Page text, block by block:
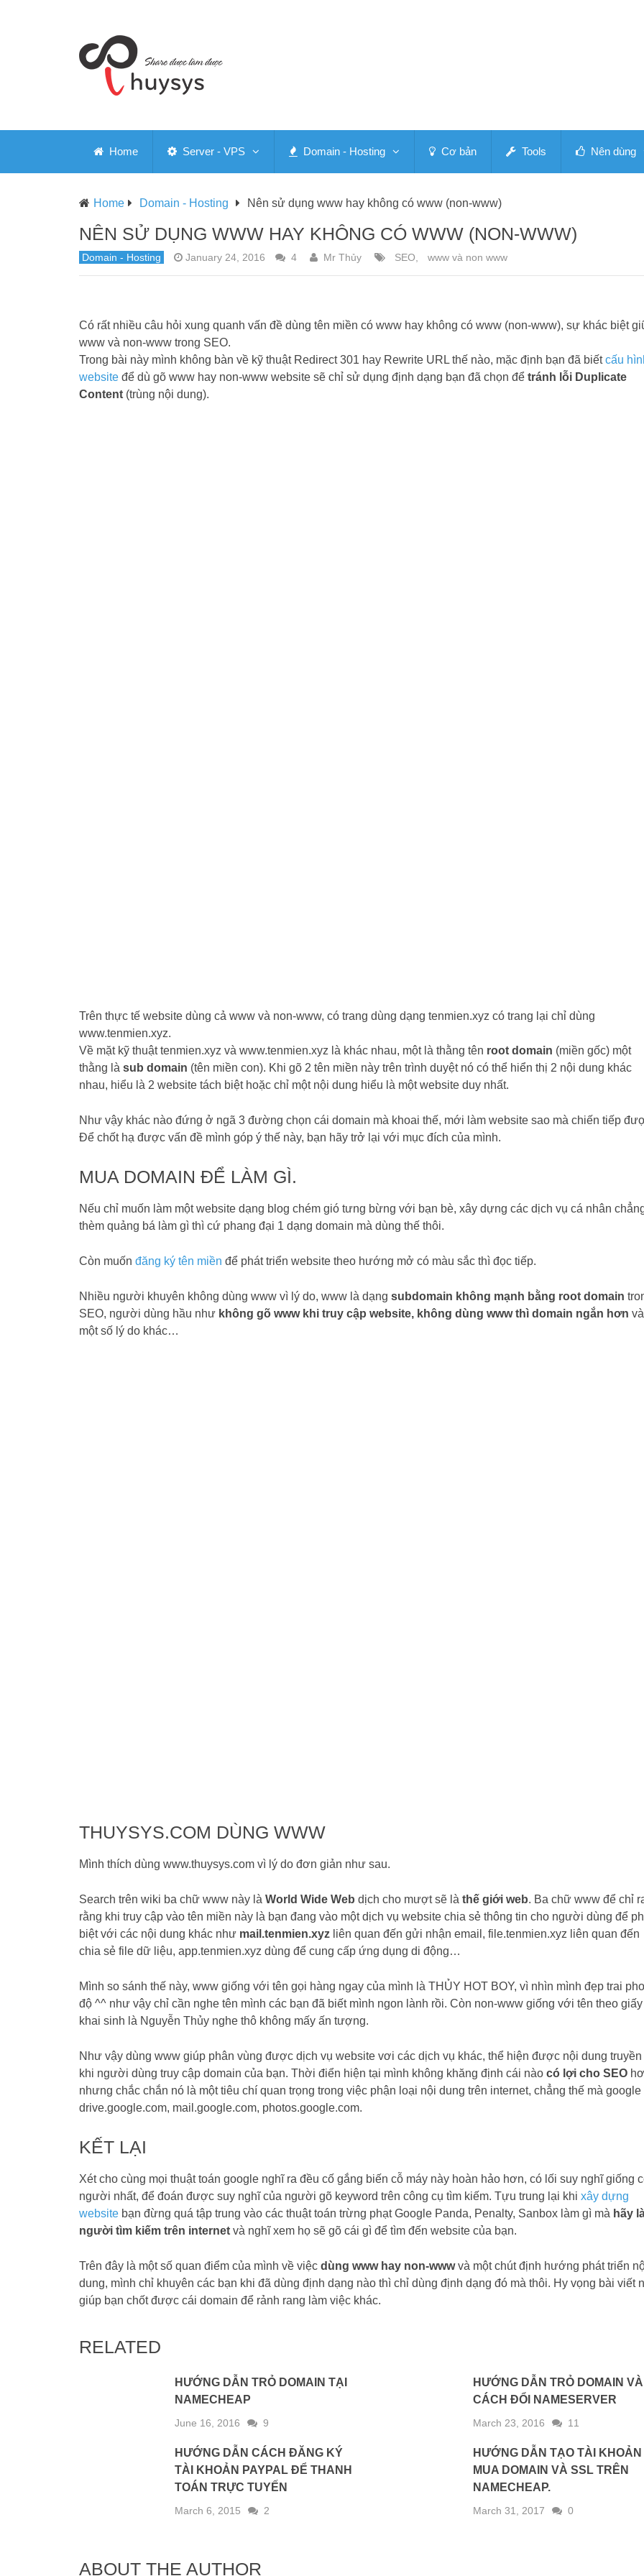
Home Server - VPS Domain - Hosting Cơ bản Tools Nên dùng
Home Domain - Hosting Nên sử dụng www hay không có www (non-www)
NÊN SỬ DỤNG WWW HAY KHÔNG CÓ WWW (NON-WWW)
Domain - Hosting January 24, 2016 4 Mr Thủy SEO, www và non www
Có rất nhiều câu hỏi xung quanh vấn đề dùng tên miền có www hay không có www (non-www), sự khác biệt
www và non-www trong SEO.
Trong bài này mình không bàn về kỹ thuật Redirect 301 hay Rewrite URL thế nào, mặc định bạn đã biếtcấu
website để dù gõ www hay non-www website sẽ chỉ sử dụng định dạng bạn đã chọn để tránh lỗi Duplicate
Content (trùng nội dung).
Trên thực tế website dùng cả www và non-www, có trang dùng dạng tenmien.xyz có trang lại chỉ dùng
www.tenmien.xyz.
Về mặt kỹ thuật tenmien.xyz và www.tenmien.xyz là khác nhau, một là thằng tên root domain (miền gốc) một
thằng là sub domain (tên miền con). Khi gõ 2 tên miền này trên trình duyệt nó có thể hiển thị 2 nội dung khác
nhau, hiểu là 2 website tách biệt hoặc chỉ một nội dung hiểu là một website duy nhất.
Như vậy khác nào đứng ở ngã 3 đường chọn cái domain mà khoai thế, mới làm website sao mà chiến tiếp
Để chốt hạ được vấn đề mình góp ý thế này, bạn hãy trở lại với mục đích của mình.
MUA DOMAIN ĐỂ LÀM GÌ.
Nếu chỉ muốn làm một website dạng blog chém gió tưng bừng với bạn bè, xây dựng các dịch vụ cá nhân
thèm quảng bá làm gì thì cứ phang đại 1 dạng domain mà dùng thế thôi.
Còn muốn đăng ký tên miền để phát triển website theo hướng mở có màu sắc thì đọc tiếp.
Nhiều người khuyên không dùng www vì lý do, www là dạng subdomain không mạnh bằng root domain
SEO, người dùng hầu như không gõ www khi truy cập website, không dùng www thì domain ngắn hơn và
một số lý do khác…
THUYSYS.COM DÙNG WWW
Mình thích dùng www.thuysys.com vì lý do đơn giản như sau.
Search trên wiki ba chữ www này là World Wide Web dịch cho mượt sẽ là thế giới web. Ba chữ www để chỉ
rằng khi truy cập vào tên miền này là bạn đang vào một dịch vụ website chia sẻ thông tin cho người dùng để
biệt với các nội dung khác như mail.tenmien.xyz liên quan đến gửi nhận email, file.tenmien.xyz liên quan đến
chia sẻ file dữ liệu, app.tenmien.xyz dùng để cung cấp ứng dụng di động…
Mình so sánh thế này, www giống với tên gọi hàng ngay của mình là THỦY HOT BOY, vì nhìn mình đẹp trai
độ ^^ như vậy chỉ cần nghe tên mình các bạn đã biết mình ngon lành rồi. Còn non-www giống với tên theo giấy
khai sinh là Nguyễn Thủy nghe thô không mấy ấn tượng.
Như vậy dùng www giúp phân vùng được dịch vụ website vơi các dịch vụ khác, thể hiện được nội dung truyền
khi người dùng truy cập domain của bạn. Thời điển hiện tại mình không khăng định cái nào có lợi cho SEO
nhưng chắc chắn nó là một tiêu chí quan trọng trong việc phận loại nội dung trên internet, chẳng thế mà google
drive.google.com, mail.google.com, photos.google.com.
KẾT LẠI
Xét cho cùng mọi thuật toán google nghĩ ra đều cố gắng biến cỗ máy này hoàn hảo hơn, có lối suy nghĩ giống
người nhất, để đoán được suy nghĩ của người gõ keyword trên công cụ tìm kiếm. Tựu trung lại khi xây dựng
website bạn đừng quá tập trung vào các thuật toán trừng phạt Google Panda, Penalty, Sanbox làm gì mà hãy
người tìm kiếm trên internet và nghĩ xem họ sẽ gõ cái gì để tìm đến website của bạn.
Trên đây là một số quan điểm của mình về việc dùng www hay non-wwwvà một chút định hướng phát triển
dung, mình chỉ khuyên các bạn khi đã dùng định dạng nào thì chỉ dùng định dạng đó mà thôi. Hy vọng bài viết
giúp bạn chốt được cái domain để rảnh rang làm việc khác.
RELATED
HƯỚNG DẪN TRỎ DOMAIN TẠI
NAMECHEAP
June 16, 2016 9
HƯỚNG DẪN TRỎ DOMAIN VÀ
CÁCH ĐỔI NAMESERVER
March 23, 2016 11
HƯỚNG DẪN CÁCH ĐĂNG KÝ
TÀI KHOẢN PAYPAL ĐỂ THANH
TOÁN TRỰC TUYẾN
March 6, 2015 2
HƯỚNG DẪN TẠO TÀI KHOẢN
MUA DOMAIN VÀ SSL TRÊN
NAMECHEAP.
March 31, 2017 0
ABOUT THE AUTHOR